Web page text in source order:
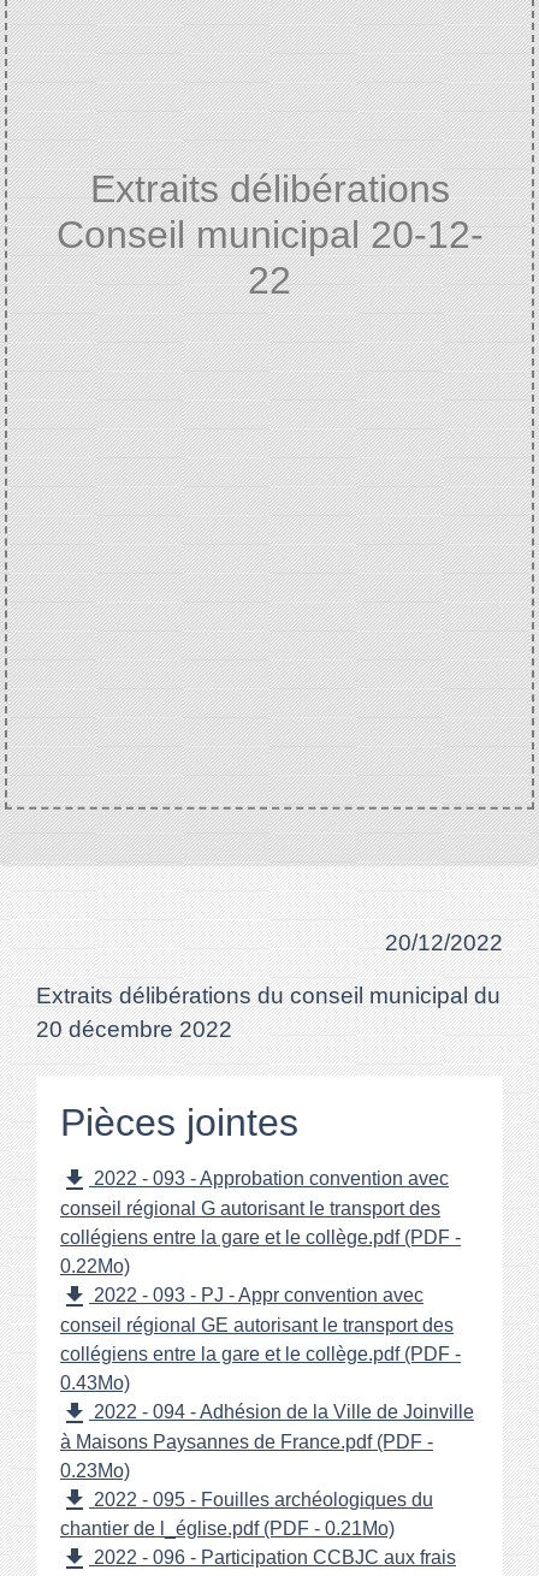
Extraits délibérations
Conseil municipal 20-12-
22
Accueil VIE MUNICIPALE
Extraits
municipal 20-12-22
20/12/2022
Extraits délibérations du conseil municipal du
20 décembre 2022
Pièces jointes
file_download 2022 - 093 - Approbation convention avec
conseil régional G autorisant le transport des
collégiens entre la gare et le collège.pdf (PDF -
0.22Mo)
file_download 2022 - 093 - PJ - Appr convention avec
conseil régional GE autorisant le transport des
collégiens entre la gare et le collège.pdf (PDF -
0.43Mo)
file_download 2022 - 094 - Adhésion de la Ville de Joinville
à Maisons Paysannes de France.pdf (PDF -
0.23Mo)
file_download 2022 - 095 - Fouilles archéologiques du
chantier de l_église.pdf (PDF - 0.21Mo)
file_download 2022 - 096 - Participation CCBJC aux frais